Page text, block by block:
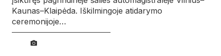
Kaunas–Klaipėda. Iškilmingoje atidarymo
ceremonijoje…